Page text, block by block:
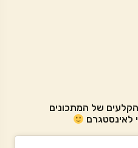
של המתכונים
לאינסטגרם